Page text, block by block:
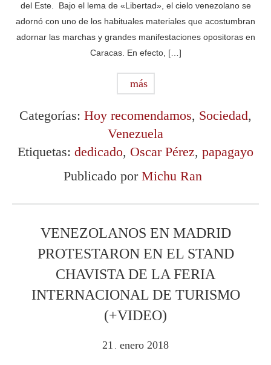
del Este. Bajo el lema de «Libertad», el cielo venezolano se
adornó con uno de los habituales materiales que acostumbran
adornar las marchas y grandes manifestaciones opositoras en
Caracas. En efecto, […]
más
Categorías: Hoy recomendamos, Sociedad,
Venezuela
Etiquetas: dedicado, Oscar Pérez, papagayo
Publicado por Michu Ran
VENEZOLANOS EN MADRID
PROTESTARON EN EL STAND
CHAVISTA DE LA FERIA
INTERNACIONAL DE TURISMO
(+VIDEO)
21 . enero 2018